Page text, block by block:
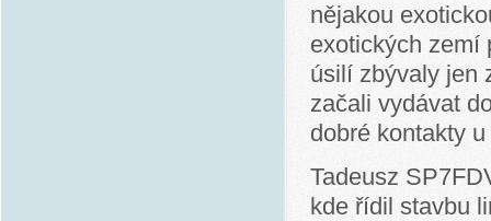
nějakou
exotických zemí
úsilí zbývaly jen
začali vydávat
dobré kontakty
Tadeusz
kde řídil stavbu